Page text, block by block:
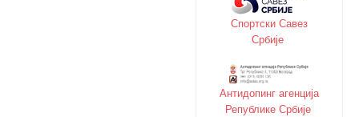
Спортски Савез
Србије
Антидопинг агенција
Републике Србије